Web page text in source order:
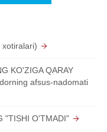
xotiralari)
KO'ZIGA QARAY
afsus-nadomati
"TISHI O'TMADI"